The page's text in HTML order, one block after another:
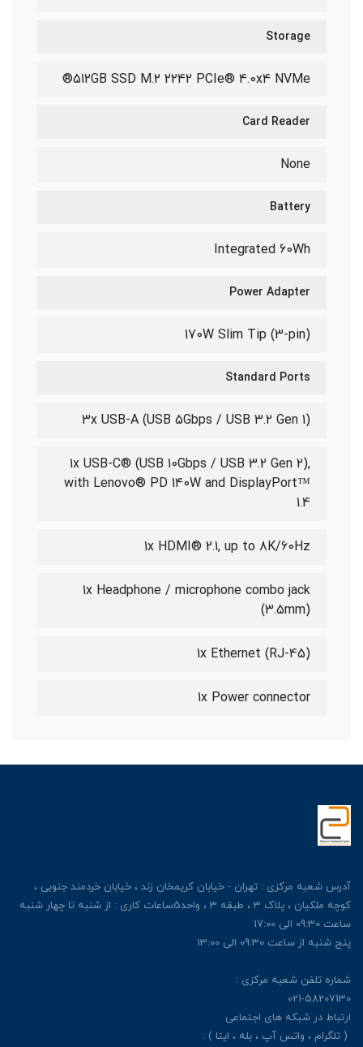
Storage
512GB SSD M.2 2242 PCIe® 4.0x4 NVMe®
Card Reader
None
Battery
Integrated 60Wh
Power Adapter
170W Slim Tip (3-pin)
Standard Ports
3x USB-A (USB 5Gbps / USB 3.2 Gen 1)
1x USB-C® (USB 10Gbps / USB 3.2 Gen 2),
with Lenovo® PD 140W and DisplayPort™
1.4
1x HDMI® 2.1, up to 8K/60Hz
1x Headphone / microphone combo jack
(3.5mm)
1x Ethernet (RJ-45)
1x Power connector
آدرس شعبه مرکزی : تهران - خیابان کریمخان زند ، خیابان خردمند جنوبی ،
کوچه ملکیان ، پلاک 3 ، طبقه 3 ، واحد5ساعات کاری : از شنبه تا چهار شنبه
ساعت 09:30 الی 17:00
پنج شنبه از ساعت 09:30 الی 13:00
شماره تلفن شعبه مرکزی :
021-58207130
ارتباط در شبکه های اجتماعی
( تلگرام ، واتس آپ ، بله ، ایتا ) :